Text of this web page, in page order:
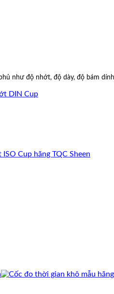
như độ nhớt, độ dày, độ bám